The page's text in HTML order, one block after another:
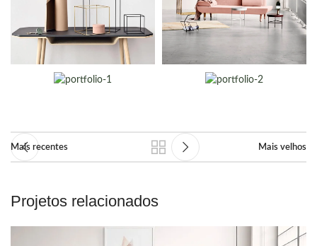
Mais recentes Mais velhos
Projetos relacionados